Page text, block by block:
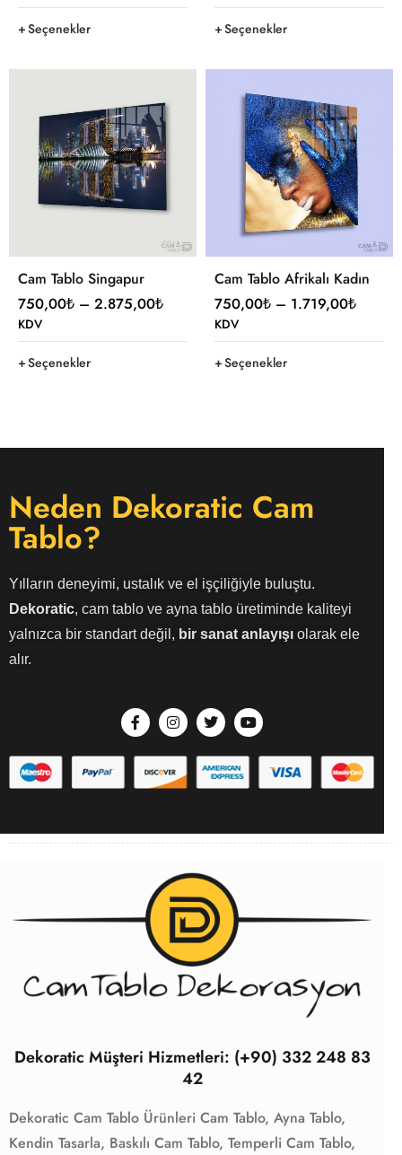
Seçenekler Seçenekler
Cam Tablo Singapur
750,00₺ – 2.875,00₺
KDV
Seçenekler
Cam Tablo Afrikalı Kadın
750,00₺ – 1.719,00₺
KDV
Seçenekler
Neden Dekoratic Cam
Tablo?
Yılların deneyimi, ustalık ve el işçiliğiyle buluştu.
Dekoratic, cam tablo ve ayna tablo üretiminde kaliteyi
yalnızca bir standart değil, bir sanat anlayışı olarak ele
alır.
Dekoratic Müşteri Hizmetleri: (+90) 332 248 83
42
Dekoratic Cam Tablo Ürünleri Cam Tablo, Ayna Tablo,
Kendin Tasarla, Baskılı Cam Tablo, Temperli Cam Tablo,